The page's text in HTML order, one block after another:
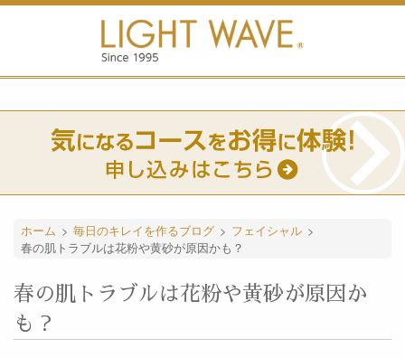
ホーム > 毎日のキレイを作るブログ > フェイシャル >
春の肌トラブルは花粉や黄砂が原因かも？
春の肌トラブルは花粉や黄砂が原因か
も？